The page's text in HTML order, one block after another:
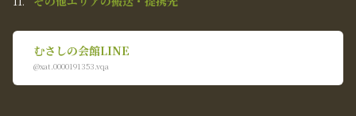
むさしの会館LINE
@xat.0000191353.vqa